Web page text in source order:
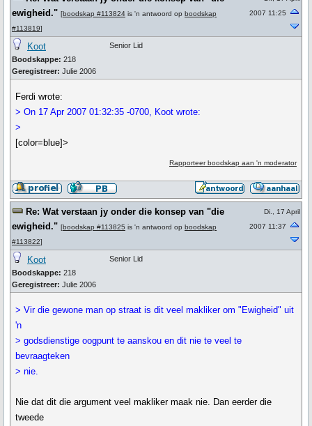
ewigheid." [boodskap #113824 is 'n antwoord op boodskap
#113819]
2007 11:25
Koot
Boodskappe: 218
Geregistreer: Julie 2006
Senior Lid
Ferdi wrote:
> On 17 Apr 2007 01:32:35 -0700, Koot wrote:
>
[color=blue]>
Rapporteer boodskap aan 'n moderator
Re: Wat verstaan jy onder die konsep van "die
ewigheid." [boodskap #113825 is 'n antwoord op boodskap
#113822]
Di., 17 April
2007 11:37
Koot
Boodskappe: 218
Geregistreer: Julie 2006
Senior Lid
> Vir die gewone man op straat is dit veel makliker om "Ewigheid" uit
'n
> godsdienstige oogpunt te aanskou en dit nie te veel te
bevraagteken
> nie.
Nie dat dit die argument veel makliker maak nie. Dan eerder die
tweede